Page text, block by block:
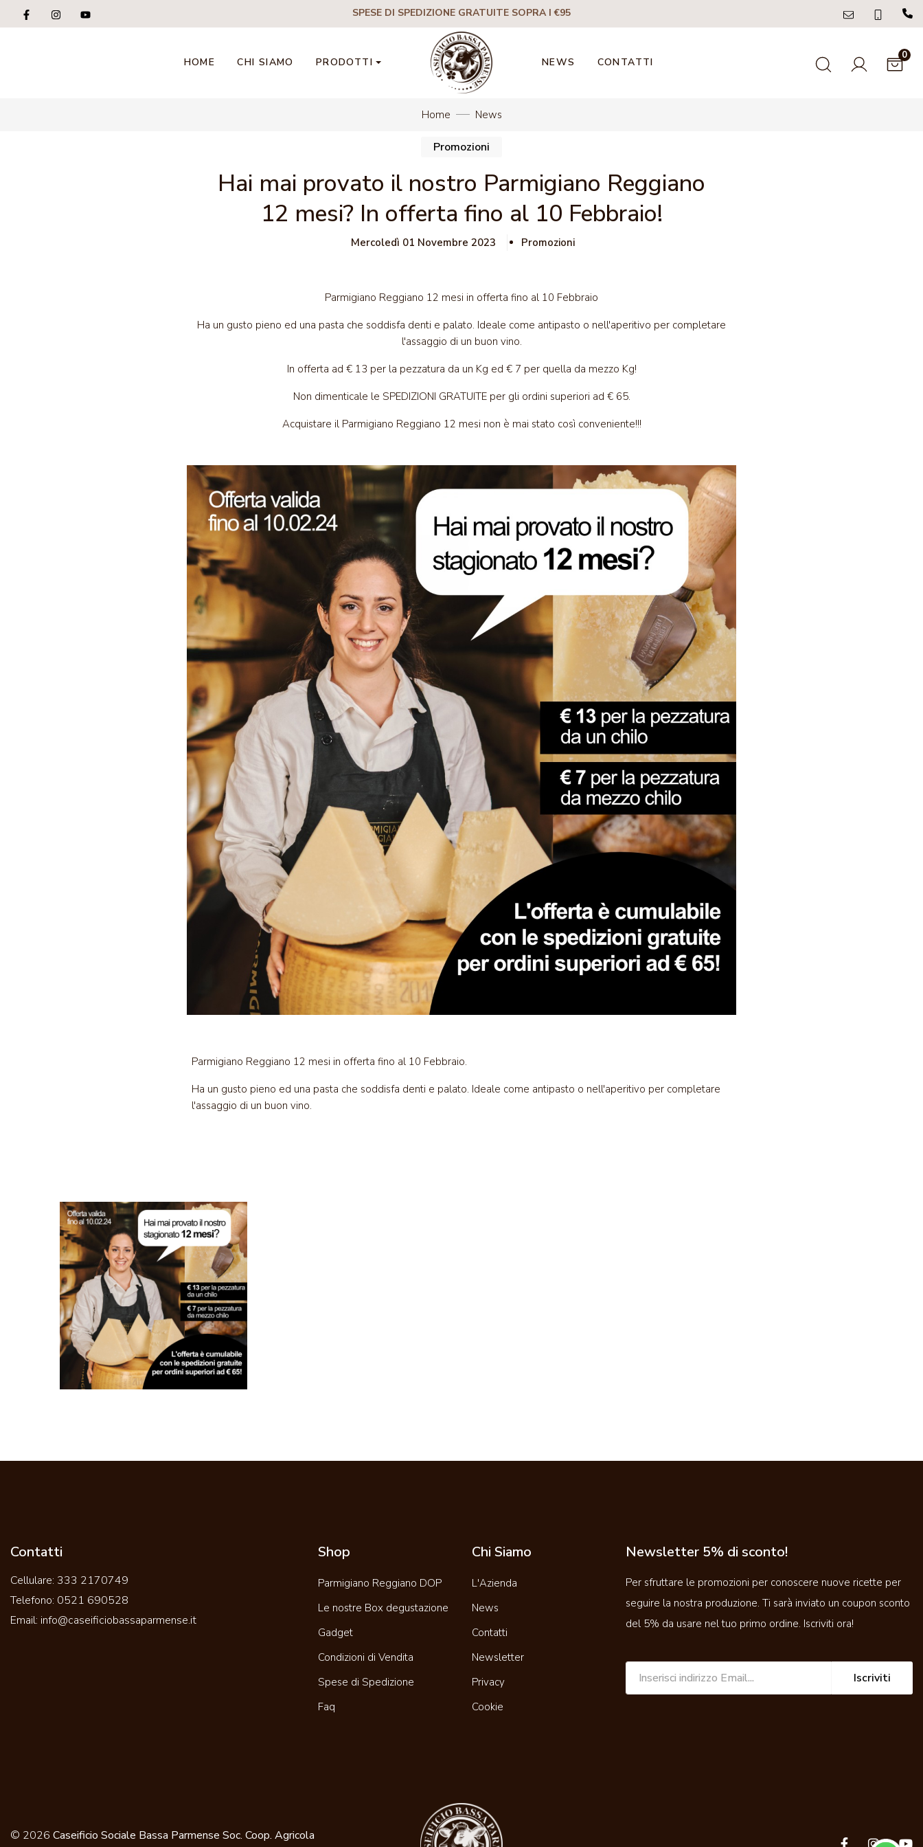
SPESE DI SPEDIZIONE GRATUITE SOPRA I €95
HOME CHI SIAMO PRODOTTI NEWS CONTATTI
0
Home News
Promozioni
Hai mai provato il nostro Parmigiano Reggiano
12 mesi? In offerta fino al 10 Febbraio!
Mercoledì 01 Novembre 2023 Promozioni
Parmigiano Reggiano 12 mesi in offerta fino al 10 Febbraio
Ha un gusto pieno ed una pasta che soddisfa denti e palato. Ideale come antipasto o nell'aperitivo per completare
l'assaggio di un buon vino.
In offerta ad € 13 per la pezzatura da un Kg ed € 7 per quella da mezzo Kg!
Non dimenticale le SPEDIZIONI GRATUITE per gli ordini superiori ad € 65.
Acquistare il Parmigiano Reggiano 12 mesi non è mai stato così conveniente!!!
Parmigiano Reggiano 12 mesi in offerta fino al 10 Febbraio.
Ha un gusto pieno ed una pasta che soddisfa denti e palato. Ideale come antipasto o nell'aperitivo per completare
l'assaggio di un buon vino.
Contatti
Cellulare: 333 2170749
Telefono: 0521 690528
Email: info@caseificiobassaparmense.it
Shop
Parmigiano Reggiano DOP
Le nostre Box degustazione
Gadget
Condizioni di Vendita
Spese di Spedizione
Faq
Chi Siamo
L'Azienda
News
Contatti
Newsletter
Privacy
Cookie
Newsletter 5% di sconto!
Per sfruttare le promozioni per conoscere nuove ricette per
seguire la nostra produzione. Ti sarà inviato un coupon sconto
del 5% da usare nel tuo primo ordine. Iscriviti ora!
Iscriviti
© 2026 Caseificio Sociale Bassa Parmense Soc. Coop. Agricola